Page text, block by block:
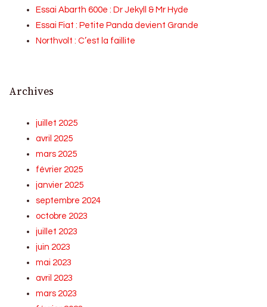
Essai Abarth 600e : Dr Jekyll & Mr Hyde
Essai Fiat : Petite Panda devient Grande
Northvolt : C’est la faillite
Archives
juillet 2025
avril 2025
mars 2025
février 2025
janvier 2025
septembre 2024
octobre 2023
juillet 2023
juin 2023
mai 2023
avril 2023
mars 2023